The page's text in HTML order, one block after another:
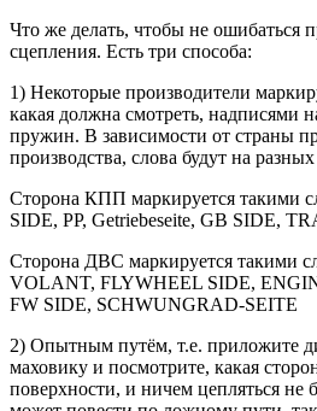
Что же делать, чтобы не ошибаться
сцепления. Есть три способа:
1) Некоторые производители
какая должна смотреть, надписями
пружин. В зависимости от страны
производства, слова будут на
Сторона КПП маркируется такими
SIDE, PP, Getriebeseite, GB SIDE,
Сторона ДВС маркируется такими
VOLANT, FLYWHEEL SIDE,
FW SIDE, SCHWUNGRAD-SEITE
2) Опытным путём, т.е. приложите
маховику и посмотрите, какая
поверхности, и ничем цепляться не